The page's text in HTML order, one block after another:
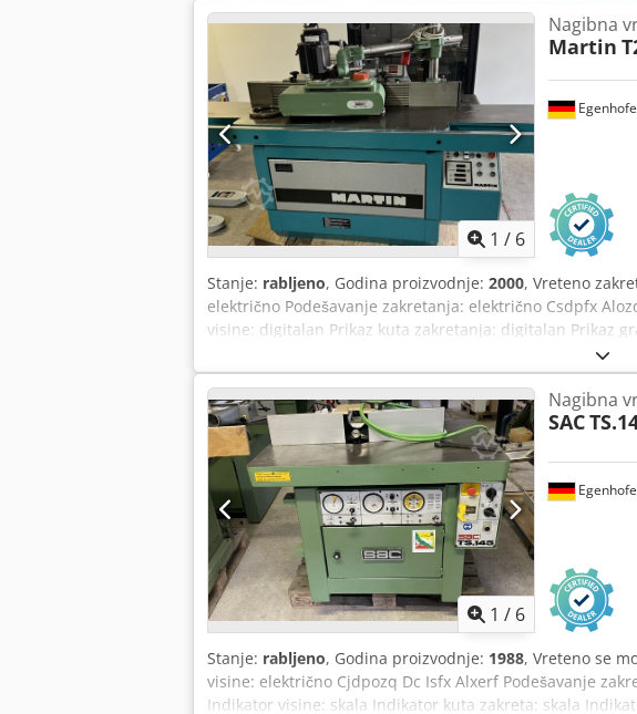
1 / 6
Nagibna
Martin
Stanje: rabljeno, Godina proizvodnje: 2000, Vreteno
električno Podešavanje zakretanja: električno Csdpfx
visine: digitalan Prikaz kuta zakretanja: digitalan Prikaz
mm, 40 mm Brzine okretaja: 3000, 4500, 6000, 9000
automatska Priključak za otprašivanje: 2 x 120 mm
1100 kg
1 / 6
Nagibna
SAC
Stanje: rabljeno, Godina proizvodnje: 1988, Vreteno se
visine: električno Cjdpozq Dc Isfx Alxerf Podešavanje
Indikator visine: skala Indikator kuta zakreta: skala